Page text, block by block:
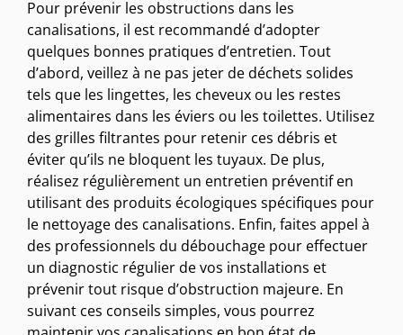
Pour prévenir les obstructions dans les
canalisations, il est recommandé d’adopter
quelques bonnes pratiques d’entretien. Tout
d’abord, veillez à ne pas jeter de déchets solides
tels que les lingettes, les cheveux ou les restes
alimentaires dans les éviers ou les toilettes. Utilisez
des grilles filtrantes pour retenir ces débris et
éviter qu’ils ne bloquent les tuyaux. De plus,
réalisez régulièrement un entretien préventif en
utilisant des produits écologiques spécifiques pour
le nettoyage des canalisations. Enfin, faites appel à
des professionnels du débouchage pour effectuer
un diagnostic régulier de vos installations et
prévenir tout risque d’obstruction majeure. En
suivant ces conseils simples, vous pourrez